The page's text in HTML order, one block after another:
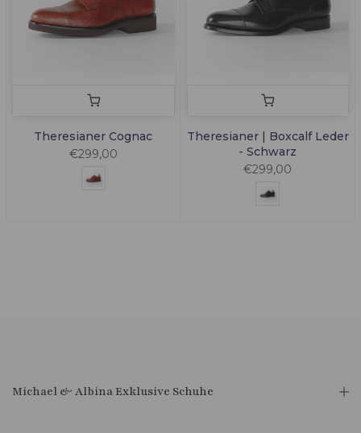
Theresianer Cognac
€299,00
Theresianer | Boxcalf Leder
- Schwarz
€299,00
Michael & Albina Exklusive Schuhe